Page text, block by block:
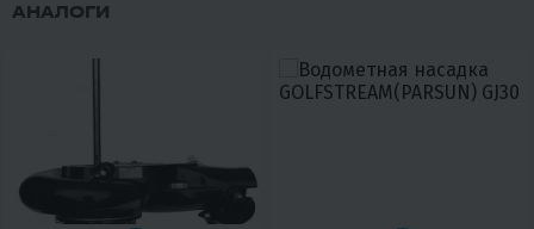
АНАЛОГИ